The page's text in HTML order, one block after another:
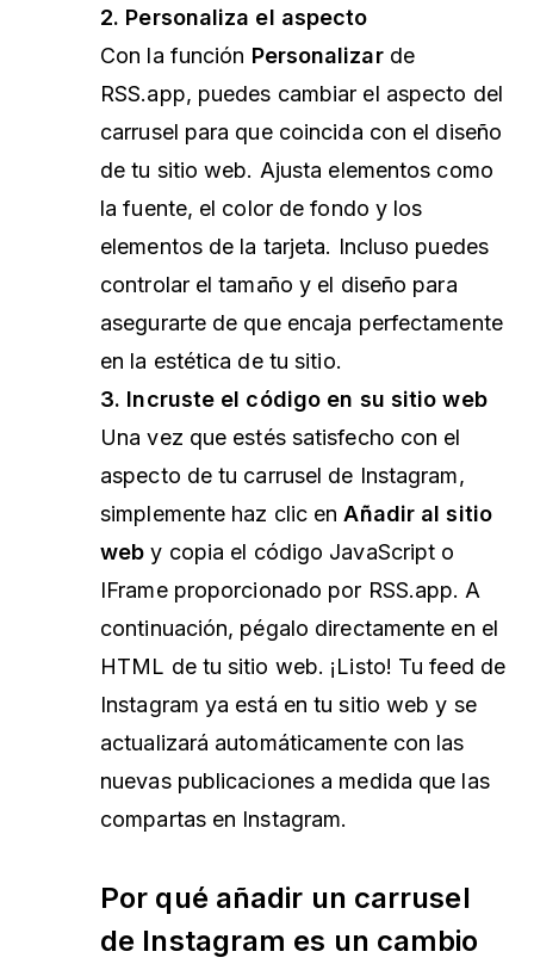
2. Personaliza el aspecto
Con la función Personalizarde
RSS.app, puedes cambiar el aspecto del
carrusel para que coincida con el diseño
de tu sitio web. Ajusta elementos como
la fuente, el color de fondo y los
elementos de la tarjeta. Incluso puedes
controlar el tamaño y el diseño para
asegurarte de que encaja perfectamente
en la estética de tu sitio.
3. Incruste el código en su sitio web
Una vez que estés satisfecho con el
aspecto de tu carrusel de Instagram,
simplemente haz clic enAñadir al sitio
web y copia el código JavaScript o
IFrame proporcionado por RSS.app. A
continuación, pégalo directamente en el
HTML de tu sitio web. ¡Listo! Tu feed de
Instagram ya está en tu sitio web y se
actualizará automáticamente con las
nuevas publicaciones a medida que las
compartas en Instagram.
Por qué añadir un carrusel
de Instagram es un cambio